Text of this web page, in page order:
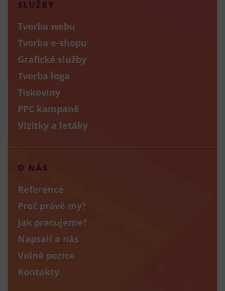
SLUŽBY
Tvorba webu
Tvorba e-shopu
Grafické služby
Tvorba loga
Tiskoviny
PPC kampaně
Vizitky a letáky
O NÁS
Reference
Proč právě my?
Jak pracujeme?
Napsali o nás
Volné pozice
Kontakty